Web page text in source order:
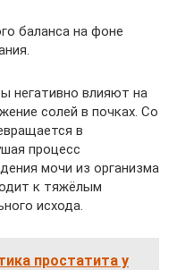
баланса на фоне
негативно влияют на
солей в почках. Со
в
процесс
мочи из организма
к тяжёлым
исхода.
простатита у